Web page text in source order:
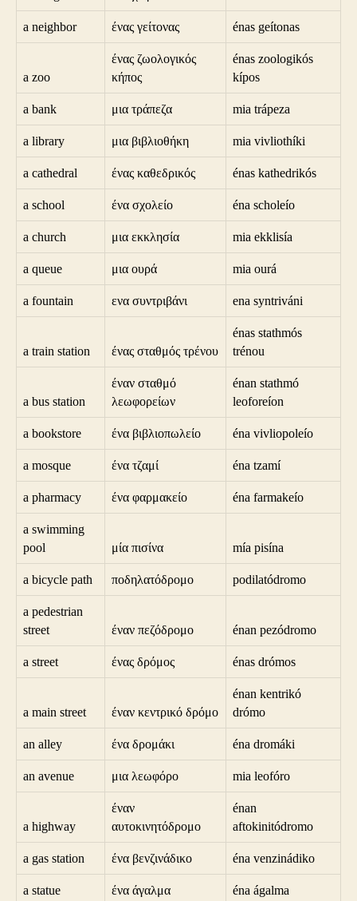
a neighbor ένας γείτονας énas geítonas
a zoo
ένας ζωολογικός
κήπος
énas zoologikós
kípos
a bank μια τράπεζα mia trápeza
a library μια βιβλιοθήκη mia vivliothíki
a cathedral ένας καθεδρικός énas kathedrikós
a school ένα σχολείο éna scholeío
a church μια εκκλησία mia ekklisía
a queue μια ουρά mia ourá
a fountain ενα συντριβάνι ena syntriváni
a train station ένας σταθμός τρένου
énas stathmós
trénou
a bus station
έναν σταθμό
λεωφορείων
énan stathmó
leoforeíon
a bookstore ένα βιβλιοπωλείο éna vivliopoleío
a mosque ένα τζαμί éna tzamí
a pharmacy ένα φαρμακείο éna farmakeío
a swimming
pool
μία πισίνα mía pisína
a bicycle path ποδηλατόδρομο podilatódromo
a pedestrian
street
έναν πεζόδρομο énan pezódromo
a street ένας δρόμος énas drómos
a main street έναν κεντρικό δρόμο
énan kentrikó
drómo
an alley ένα δρομάκι éna dromáki
an avenue μια λεωφόρο mia leofóro
a highway
έναν
αυτοκινητόδρομο
énan
aftokinitódromo
a gas station ένα βενζινάδικο éna venzinádiko
a statue ένα άγαλμα éna ágalma